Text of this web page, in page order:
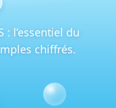
: l’essentiel du
chiffrés.